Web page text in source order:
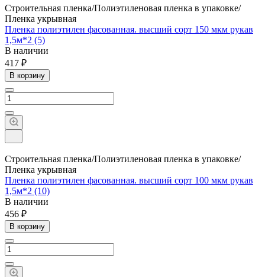
Строительная пленка/Полиэтиленовая пленка в упаковке/
Пленка укрывная
Пленка полиэтилен фасованная. высший сорт 150 мкм рукав
1,5м*2 (5)
В наличии
417 ₽
В корзину
Строительная пленка/Полиэтиленовая пленка в упаковке/
Пленка укрывная
Пленка полиэтилен фасованная. высший сорт 100 мкм рукав
1,5м*2 (10)
В наличии
456 ₽
В корзину